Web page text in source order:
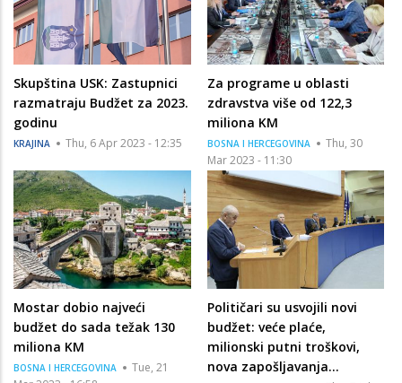
Skupština USK: Zastupnici
razmatraju Budžet za 2023.
godinu
KRAJINA Thu, 6 Apr 2023 - 12:35
Za programe u oblasti
zdravstva više od 122,3
miliona KM
BOSNA I HERCEGOVINA
Thu, 30
Mar 2023 - 11:30
Mostar dobio najveći
budžet do sada težak 130
miliona KM
BOSNA I HERCEGOVINA
Tue, 21
Političari su usvojili novi
budžet: veće plaće,
milionski putni troškovi,
nova zapošljavanja...